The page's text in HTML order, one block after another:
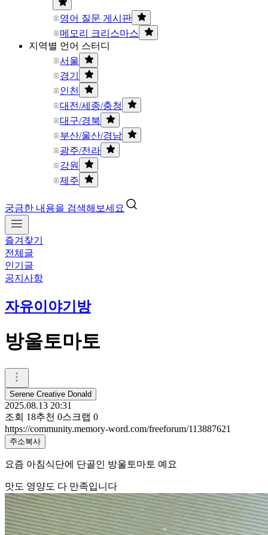
영어 질문 게시판
메모리 크리스마스
지역별 언어 스터디
서울
경기
인천
대전/세종/충청
대구/경북
부산/울산/경남
광주/전라
강원
제주
궁금한 내용을 검색해보세요
즐겨찾기
전체글
인기글
공지사항
자유이야기방
방울토마토
Serene Creative Donald
2025.08.13 20:31
조회 18추천 0스크랩 0
https://community.memory-word.com/freeforum/113887621
주소복사
요즘 아침식단에 단골인 방울토마토 예요
맛도 영양도 다 만족입니다